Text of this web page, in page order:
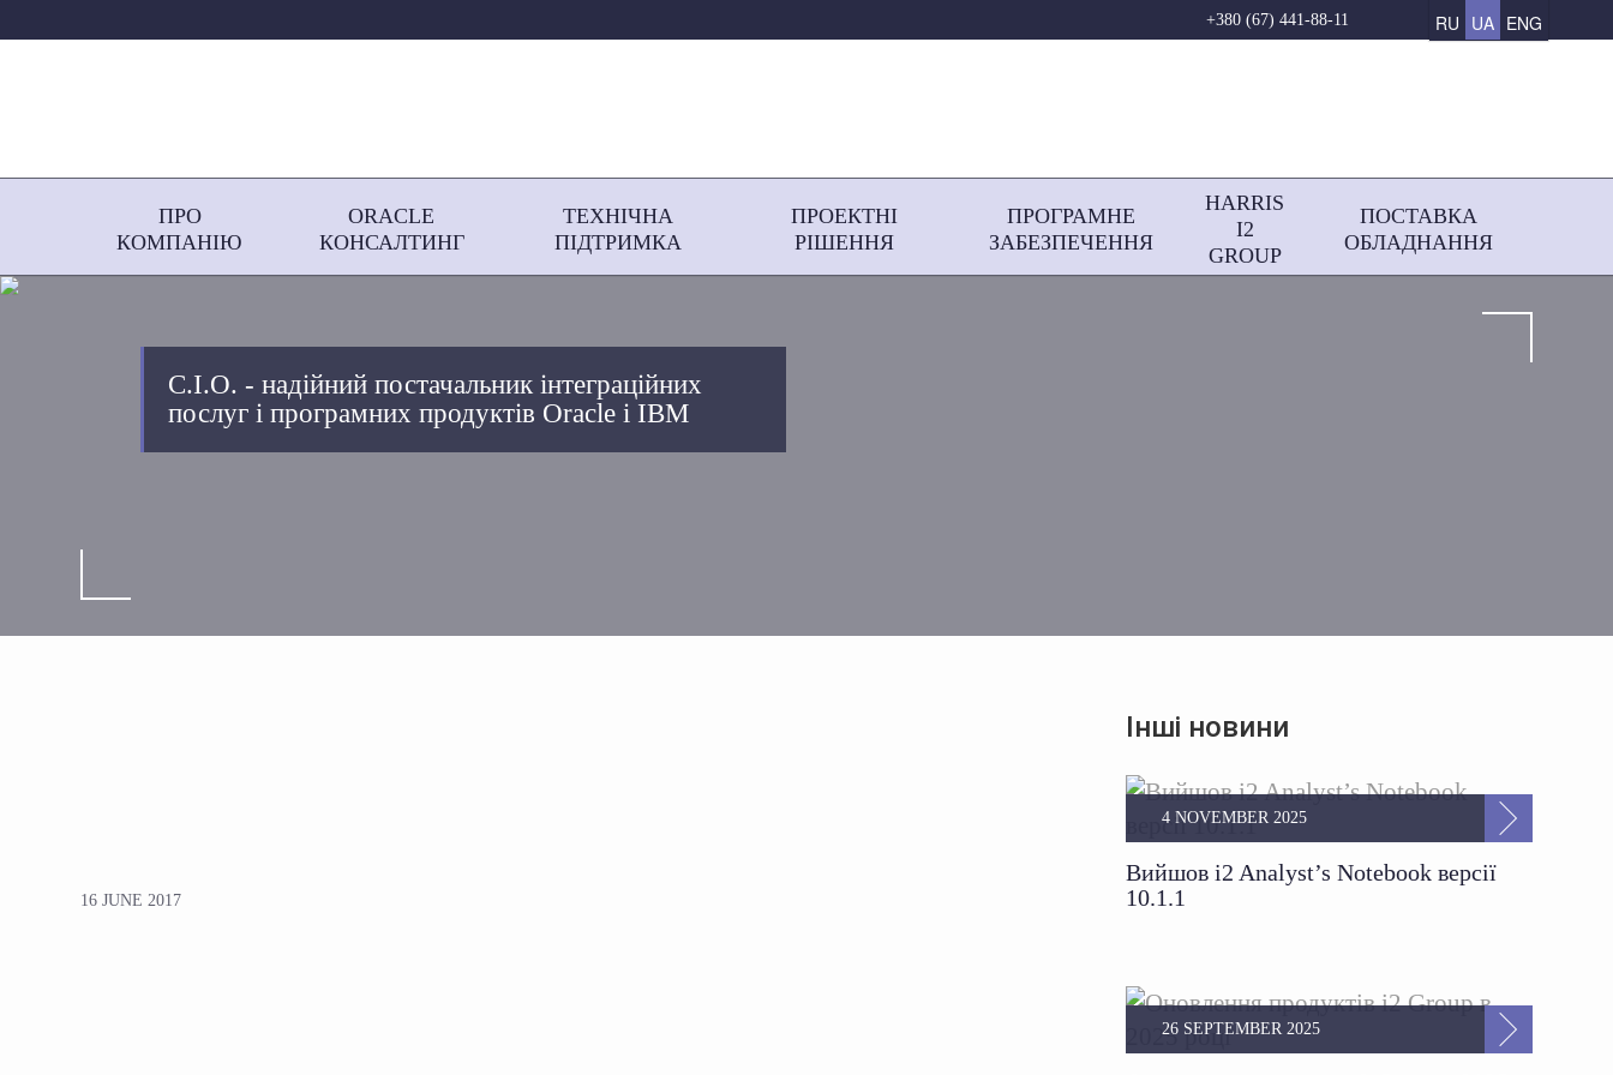
+380 (67) 441-88-11 RU UA ENG
ПРО
КОМПАНІЮ
ORACLE
КОНСАЛТИНГ
ТЕХНІЧНА
ПІДТРИМКА
ПРОЕКТНІ
РІШЕННЯ
ПРОГРАМНЕ
ЗАБЕЗПЕЧЕННЯ
HARRIS
І2
GROUP
ПОСТАВКА
ОБЛАДНАННЯ
С.І.О. - надійний постачальник інтеграційних
послуг і програмних продуктів Oracle і IBM
16 JUNE 2017
Інші новини
Вийшов i2 Analyst’s Notebook версії
10.1.1
4 NOVEMBER 2025
26 SEPTEMBER 2025